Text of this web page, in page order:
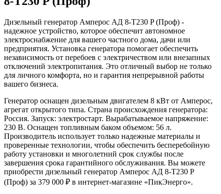
Дизельный генератор Амперос АД 8-Т230 P (Проф) -
надежное устройство, которое обеспечит автономное
электроснабжение для вашего частного дома, дачи или
предприятия. Установка генератора помогает обеспечить
независимость от перебоев с электричеством или внезапных
отключений электропитания. Это отличный выбор не только
для личного комфорта, но и гарантия непрерывной работы
вашего бизнеса.
Генератор оснащен дизельным двигателем 8 кВт от Амперос,
агрегат открытого типа. Страна происхождения генератора:
Россия. Запуск: электростарт. Вырабатываемое напряжение:
230 В. Оснащен топливным баком объемом: 56 л.
Производитель использует только надежные материалы и
проверенные технологии, чтобы обеспечить бесперебойную
работу установки и многолетний срок службы после
завершения срока гарантийного обслуживания. Вы можете
приобрести дизельный генератор Амперос АД 8-Т230 P
(Проф) за 379 000 ₽ в интернет-магазине «ПикЭнерго».